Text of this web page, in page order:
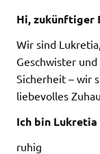
Hi, zukünftiger
Wir sind
Geschwister
Sicherheit – wir
liebevolles
Ich bin Lukretia
ruhig